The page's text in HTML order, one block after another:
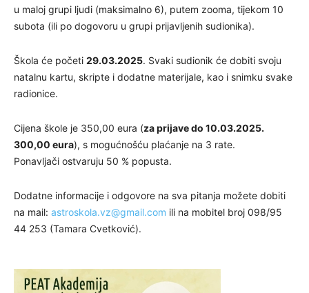
u maloj grupi ljudi (maksimalno 6), putem zooma, tijekom 10
subota (ili po dogovoru u grupi prijavljenih sudionika).
Škola će početi 29.03.2025. Svaki sudionik će dobiti svoju
natalnu kartu, skripte i dodatne materijale, kao i snimku svake
radionice.
Cijena škole je 350,00 eura (za prijave do 10.03.2025.
300,00 eura), s mogućnošću plaćanje na 3 rate.
Ponavljači ostvaruju 50 % popusta.
Dodatne informacije i odgovore na sva pitanja možete dobiti
na mail: astroskola.vz@gmail.com ili na mobitel broj 098/95
44 253 (Tamara Cvetković).